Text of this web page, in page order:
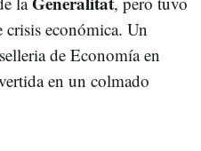
crisis económica. Un
de Economía en
en un colmado